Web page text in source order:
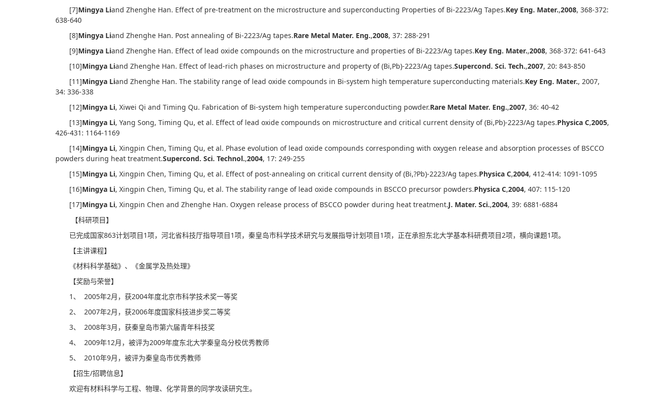
[7]Mingya Liand Zhenghe Han. Effect of pre-treatment on the microstructure and superconducting Properties of Bi-2223/Ag Tapes.Key Eng. Mater.,2008, 368-372:
638-640
[8]Mingya Liand Zhenghe Han. Post annealing of Bi-2223/Ag tapes.Rare Metal Mater. Eng.,2008, 37: 288-291
[9]Mingya Liand Zhenghe Han. Effect of lead oxide compounds on the microstructure and properties of Bi-2223/Ag tapes.Key Eng. Mater.,2008, 368-372: 641-643
[10]Mingya Liand Zhenghe Han. Effect of lead-rich phases on microstructure and property of (Bi,Pb)-2223/Ag tapes.Supercond. Sci. Tech.,2007, 20: 843-850
[11]Mingya Liand Zhenghe Han. The stability range of lead oxide compounds in Bi-system high temperature superconducting materials.Key Eng. Mater., 2007,
34: 336-338
[12]Mingya Li, Xiwei Qi and Timing Qu. Fabrication of Bi-system high temperature superconducting powder.Rare Metal Mater. Eng.,2007, 36: 40-42
[13]Mingya Li, Yang Song, Timing Qu, et al. Effect of lead oxide compounds on microstructure and critical current density of (Bi,Pb)-2223/Ag tapes.Physica C,2005,
426-431: 1164-1169
[14]Mingya Li, Xingpin Chen, Timing Qu, et al. Phase evolution of lead oxide compounds corresponding with oxygen release and absorption processes of BSCCO
powders during heat treatment.Supercond. Sci. Technol.,2004, 17: 249-255
[15]Mingya Li, Xingpin Chen, Timing Qu, et al. Effect of post-annealing on critical current density of (Bi,?Pb)-2223/Ag tapes.Physica C,2004, 412-414: 1091-1095
[16]Mingya Li, Xingpin Chen, Timing Qu, et al. The stability range of lead oxide compounds in BSCCO precursor powders.Physica C,2004, 407: 115-120
[17]Mingya Li, Xingpin Chen and Zhenghe Han. Oxygen release process of BSCCO powder during heat treatment.J. Mater. Sci.,2004, 39: 6881-6884
【科研项目】
已完成国家863计划项目1项，河北省科技厅指导项目1项，秦皇岛市科学技术研究与发展指导计划项目1项，正在承担东北大学基本科研费项目2项，横向课题1项。
【主讲课程】
《材料科学基础》、《金属学及热处理》
【奖励与荣誉】
1、 2005年2月，获2004年度北京市科学技术奖一等奖
2、 2007年2月，获2006年度国家科技进步奖二等奖
3、 2008年3月，获秦皇岛市第六届青年科技奖
4、 2009年12月，被评为2009年度东北大学秦皇岛分校优秀教师
5、 2010年9月，被评为秦皇岛市优秀教师
【招生/招聘信息】
欢迎有材料科学与工程、物理、化学背景的同学攻读研究生。